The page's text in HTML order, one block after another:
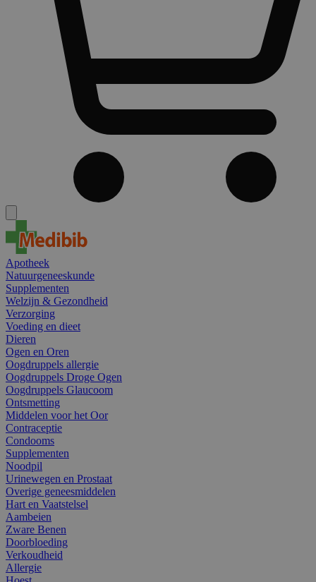
Apotheek
Natuurgeneeskunde
Supplementen
Welzijn & Gezondheid
Verzorging
Voeding en dieet
Dieren
Ogen en Oren
Oogdruppels allergie
Oogdruppels Droge Ogen
Oogdruppels Glaucoom
Ontsmetting
Middelen voor het Oor
Contraceptie
Condooms
Supplementen
Noodpil
Urinewegen en Prostaat
Overige geneesmiddelen
Hart en Vaatstelsel
Aambeien
Zware Benen
Doorbloeding
Verkoudheid
Allergie